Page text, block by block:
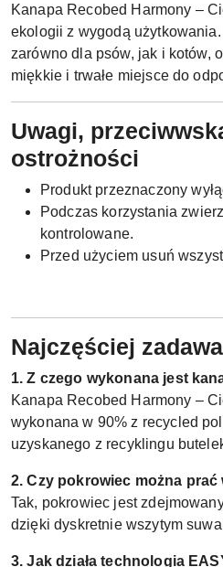
Kanapa Recobed Harmony –
ekologii z wygodą
zarówno dla psów, jak i kotów,
miękkie i trwałe miejsce do
Uwagi,
ostrożności
Produkt przeznaczony
Podczas korzystania
kontrolowane.
Przed użyciem usuń
Najczęściej
1. Z czego wykonana jest
Kanapa Recobed Harmony –
wykonana w 90% z recycled
uzyskanego z recyklingu
2. Czy pokrowiec można prać
Tak, pokrowiec jest
dzięki dyskretnie wszytym
3. Jak działa technologia